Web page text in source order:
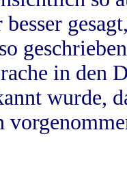
in
wurde,